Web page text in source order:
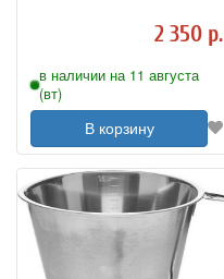
2 350 р.
в наличии на 11 августа
(вт)
В корзину